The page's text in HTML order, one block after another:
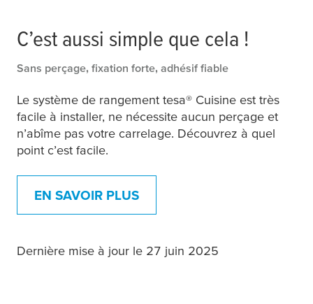
C’est aussi simple que cela !
Sans perçage, fixation forte, adhésif fiable
Le système de rangement tesa® Cuisine est très
facile à installer, ne nécessite aucun perçage et
n’abîme pas votre carrelage. Découvrez à quel
point c’est facile.
EN SAVOIR PLUS
Dernière mise à jour le 27 juin 2025